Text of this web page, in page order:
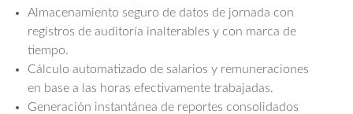
Almacenamiento seguro de datos de jornada con
registros de auditoría inalterables y con marca de
tiempo.
Cálculo automatizado de salarios y remuneraciones
en base a las horas efectivamente trabajadas.
Generación instantánea de reportes consolidados